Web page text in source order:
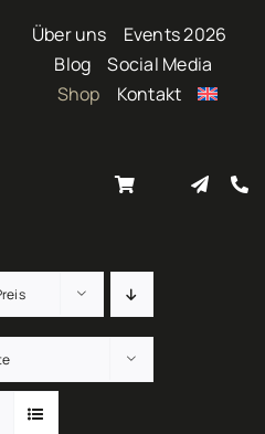
Über uns
Events 2026
Blog
Social Media
Shop
Kontakt